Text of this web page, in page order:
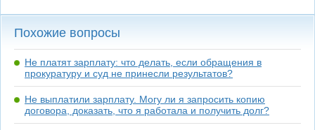
Похожие вопросы
Не платят зарплату: что делать, если обращения в
прокуратуру и суд не принесли результатов?
Не выплатили зарплату. Могу ли я запросить копию
договора, доказать, что я работала и получить долг?